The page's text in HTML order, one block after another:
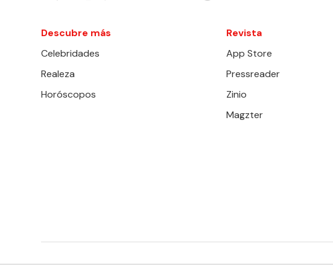
Descubre más
Celebridades
Realeza
Horóscopos
Revista
App Store
Pressreader
Zinio
Magzter
EDITORIAL TELEVISA S.A. DE C.V. TODOS LOS DERECHOS RESERVADOS.